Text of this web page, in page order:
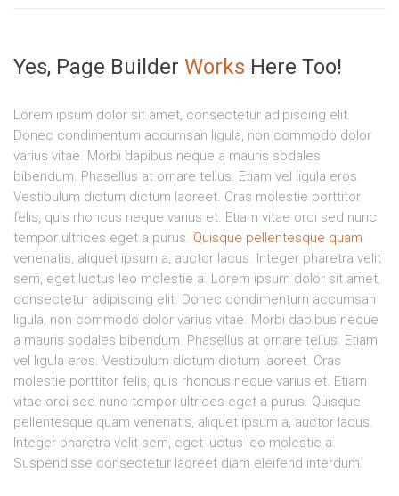
Yes, Page Builder Works Here Too!​
Lorem ipsum dolor sit amet, consectetur adipiscing elit.
Donec condimentum accumsan ligula, non commodo dolor
varius vitae. Morbi dapibus neque a mauris sodales
bibendum. Phasellus at ornare tellus. Etiam vel ligula eros.
Vestibulum dictum dictum laoreet. Cras molestie porttitor
felis, quis rhoncus neque varius et. Etiam vitae orci sed nunc
tempor ultrices eget a purus. Quisque pellentesque quam
venenatis, aliquet ipsum a, auctor lacus. Integer pharetra velit
sem, eget luctus leo molestie a. Lorem ipsum dolor sit amet,
consectetur adipiscing elit. Donec condimentum accumsan
ligula, non commodo dolor varius vitae. Morbi dapibus neque
a mauris sodales bibendum. Phasellus at ornare tellus. Etiam
vel ligula eros. Vestibulum dictum dictum laoreet. Cras
molestie porttitor felis, quis rhoncus neque varius et. Etiam
vitae orci sed nunc tempor ultrices eget a purus. Quisque
pellentesque quam venenatis, aliquet ipsum a, auctor lacus.
Integer pharetra velit sem, eget luctus leo molestie a.
Suspendisse consectetur laoreet diam eleifend interdum.